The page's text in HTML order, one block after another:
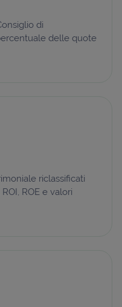
di
delle quote
riclassificati
ROE e valori